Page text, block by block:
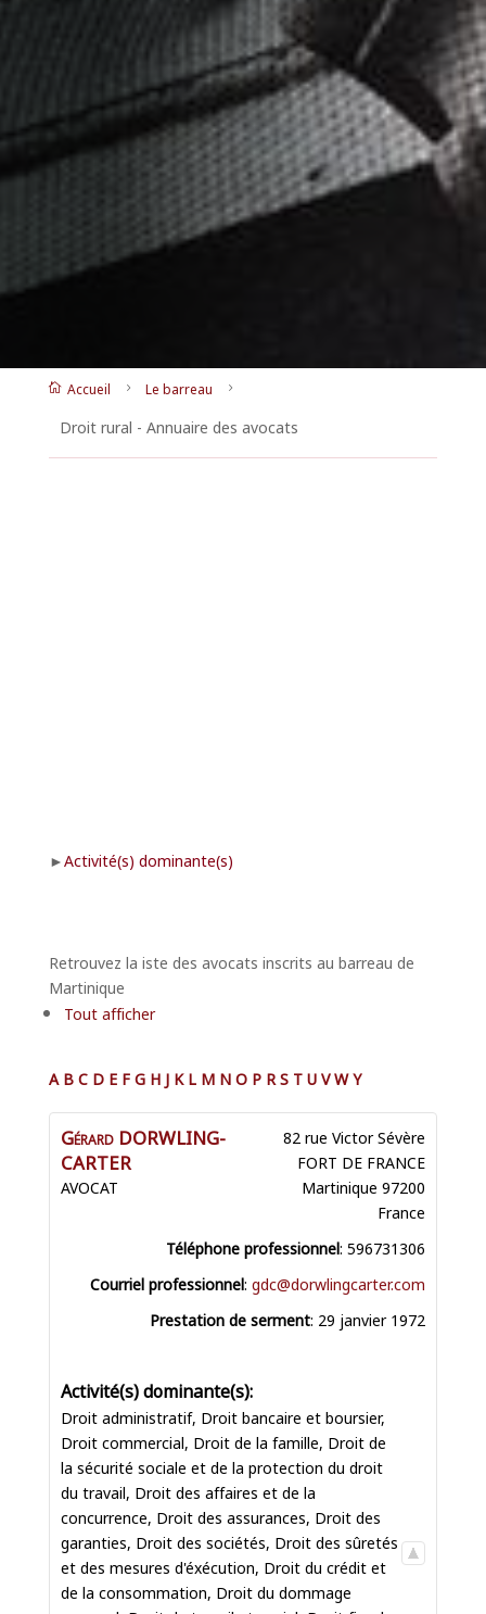
 Accueil 5 Le barreau 5
Droit rural - Annuaire des avocats
Activité(s) dominante(s)
Retrouvez la iste des avocats inscrits au barreau de
Martinique
Tout afficher
A BC D E FG H J K L M NO P RS TUVWY
Gérard DORWLING-
CARTER
AVOCAT
82 rue Victor Sévère
FORT DE FRANCE
Martinique 97200
France
Téléphone professionnel: 596731306
Courriel professionnel: gdc@dorwlingcarter.com
Prestation de serment: 29 janvier 1972
Droit administratif, Droit bancaire et boursier,
Droit commercial, Droit de la famille, Droit de
la sécurité sociale et de la protection du droit
du travail, Droit des affaires et de la
concurrence, Droit des assurances, Droit des
garanties, Droit des sociétés, Droit des sûretés
et des mesures d'éxécution, Droit du crédit et
de la consommation, Droit du dommage